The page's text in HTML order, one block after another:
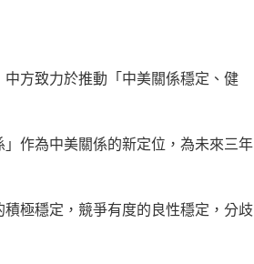
方致力於推動「中美關係穩定、健
作為中美關係的新定位，為未來三年
極穩定，競爭有度的良性穩定，分歧